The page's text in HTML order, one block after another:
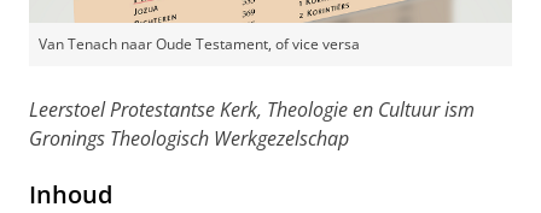
Van Tenach naar Oude Testament, of vice versa
Leerstoel Protestantse Kerk, Theologie en Cultuur ism
Gronings Theologisch Werkgezelschap
Inhoud